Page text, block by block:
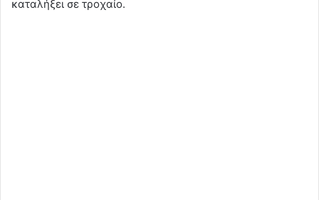
καταλήξει σε τροχαίο.